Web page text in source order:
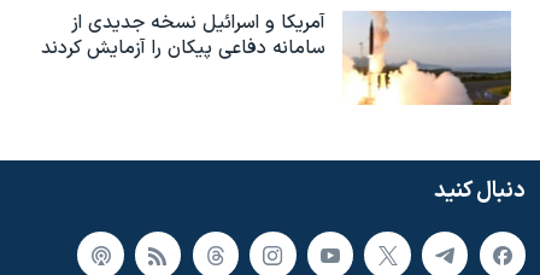
آمریکا و اسرائیل نسخه جدیدی از
سامانه دفاعی پیکان را آزمایش کردند
دنبال کنید